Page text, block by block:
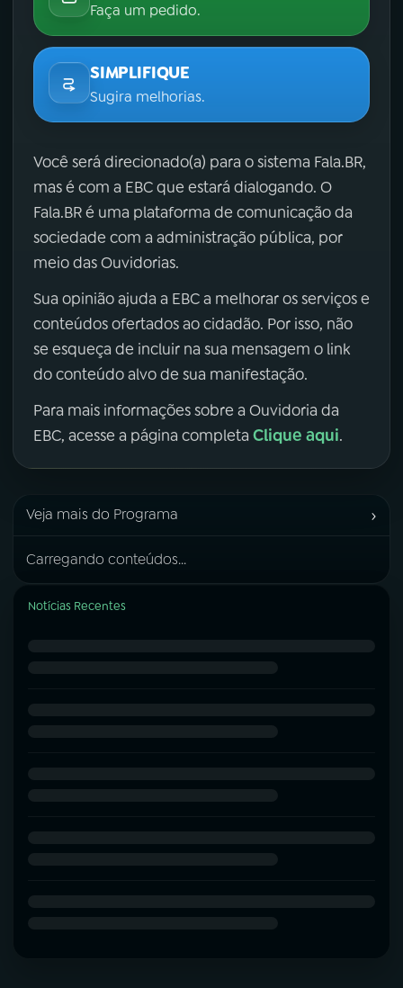
Faça um pedido.
SIMPLIFIQUE
Sugira melhorias.
Você será direcionado(a) para o sistema Fala.BR,
mas é com a EBC que estará dialogando. O
Fala.BR é uma plataforma de comunicação da
sociedade com a administração pública, por
meio das Ouvidorias.
Sua opinião ajuda a EBC a melhorar os serviços e
conteúdos ofertados ao cidadão. Por isso, não
se esqueça de incluir na sua mensagem o link
do conteúdo alvo de sua manifestação.
Para mais informações sobre a Ouvidoria da
EBC, acesse a página completa Clique aqui.
Veja mais do Programa ›
Carregando conteúdos...
Notícias Recentes